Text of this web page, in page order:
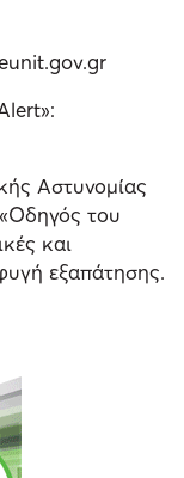
Αστυνομίας
του
και
εξαπάτησης.